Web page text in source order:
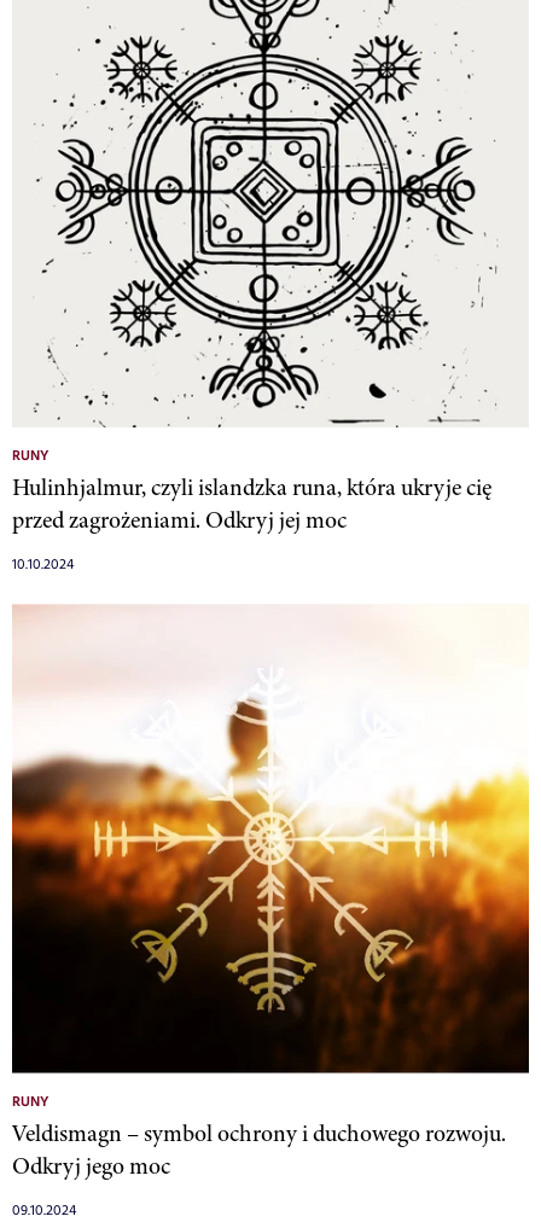
RUNY
Hulinhjalmur, czyli islandzka runa, która ukryje cię
przed zagrożeniami. Odkryj jej moc
10.10.2024
RUNY
Veldismagn – symbol ochrony i duchowego rozwoju.
Odkryj jego moc
09.10.2024